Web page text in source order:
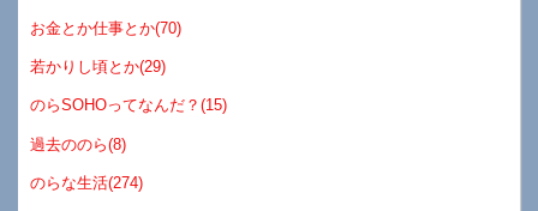
お金とか仕事とか(70)
若かりし頃とか(29)
のらSOHOってなんだ？(15)
過去ののら(8)
のらな生活(274)